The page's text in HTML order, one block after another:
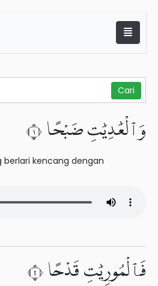
وَٱلْعَٰدِيَٰتِ ضَبْحًا ١
kencang dengan
فَٱلْمُورِيَٰتِ قَدْحًا ٢